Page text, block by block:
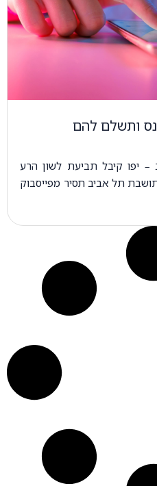
ותשלם להם
יפו קיבל תביעת לשון הרע
תל אביב תסיר מפייסבוק